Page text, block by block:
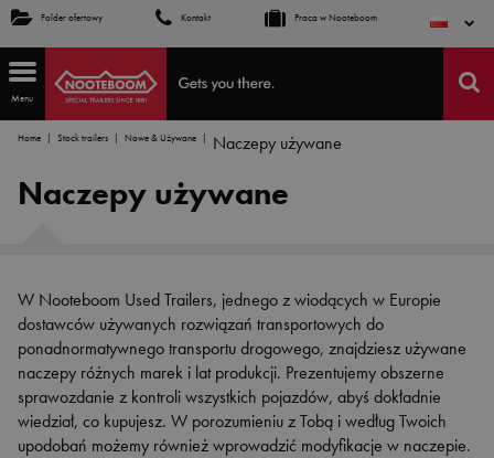
Folder ofertowy Kontakt Praca w Nooteboom
Menu
Home Stock trailers Nowe & Używane Naczepy używane
Naczepy używane
W Nooteboom Used Trailers, jednego z wiodących w Europie
dostawców używanych rozwiązań transportowych do
ponadnormatywnego transportu drogowego, znajdziesz używane
naczepy różnych marek i lat produkcji. Prezentujemy obszerne
sprawozdanie z kontroli wszystkich pojazdów, abyś dokładnie
wiedział, co kupujesz. W porozumieniu z Tobą i według Twoich
upodobań możemy również wprowadzić modyfikacje w naczepie.